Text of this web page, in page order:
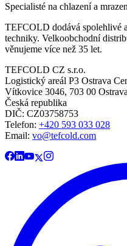
Specialisté na chlazení a
TEFCOLD dodává spolehlivé
techniky. Velkoobchodní
věnujeme více než 35 let.
TEFCOLD CZ s.r.o.
Logistický areál P3 Ostrava
Vítkovice 3046, 703 00 Ostrava
Česká republika
DIČ: CZ03758753​​​​​​
Telefon: +420 593 033 028
Email: vo@tefcold.com